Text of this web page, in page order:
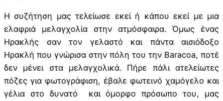
Η συζήτηση μας τελείωσε εκεί ή κάπου εκεί με μια
ελαφριά μελαγχολία στην ατμόσφαιρα. Όμως ένας
Ηρακλής σαν τον γελαστό και πάντα αισιόδοξο
Ηρακλή που γνώρισα στην πόλη του την Baracoa, ποτέ
δεν μένει στα μελαγχολικά. Πήρε πάλι ατελείωτες
πόζες για φωτογράφιση, έβαλε φωτεινό χαμόγελο και
γέλια στο δυνατό και όμορφο πρόσωπο του, μας